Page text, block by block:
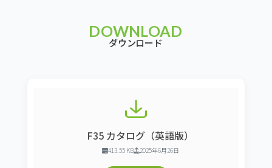
DOWNLOAD
ダウンロード
F35 カタログ（英語版）
413.55 KB 2025年6月26日